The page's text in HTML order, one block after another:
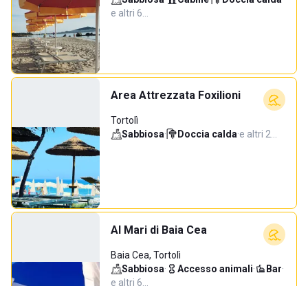
e altri 6…
Area Attrezzata Foxilioni
Tortolì
Sabbiosa· Doccia calda·e altri 2…
Al Mari di Baia Cea
Baia Cea, Tortolì
Sabbiosa· Accesso animali· Bar·
e altri 6…